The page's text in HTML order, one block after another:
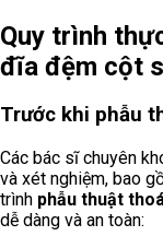
Quy trình
đĩa đệm cột
Trước khi phẫu
Các bác sĩ chuyên
và xét nghiệm, bao
trình phẫu thuật
dễ dàng và an toàn: